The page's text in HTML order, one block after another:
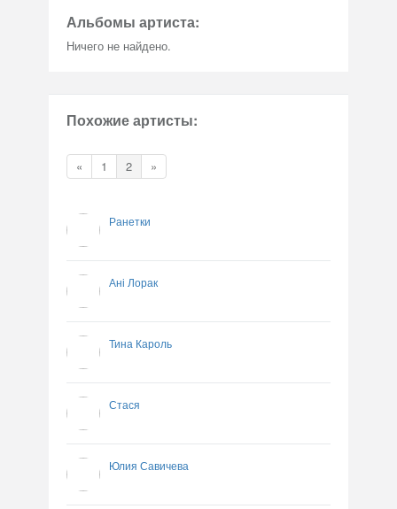
Альбомы артиста:
Ничего не найдено.
Похожие артисты:
« 1 2 »
Ранетки
Ані Лорак
Тина Кароль
Стася
Юлия Савичева